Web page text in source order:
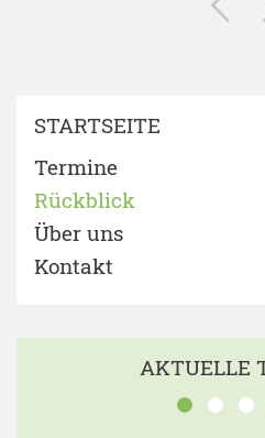
STARTSEITE
Termine
Rückblick
Über uns
Kontakt
AKTUELLE